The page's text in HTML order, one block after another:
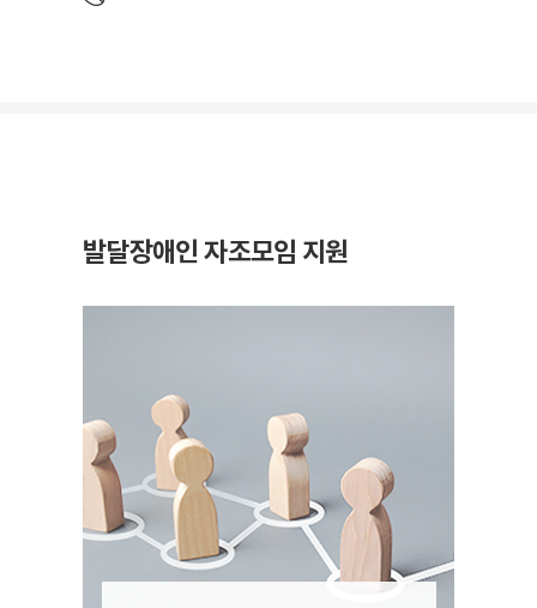
발달장애인자조모임 지원